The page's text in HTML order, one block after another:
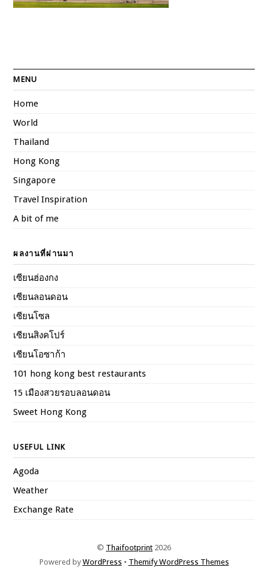
MENU
Home
World
Thailand
Hong Kong
Singapore
Travel Inspiration
A bit of me
ผลงานที่ผ่านมา
เซียนฮ่องกง
เซียนลอนดอน
เซียนโซล
เซียนสิงคโปร์
เซียนโอซาก้า
101 hong kong best restaurants
15 เมืองสวยรอบลอนดอน
Sweet Hong Kong
USEFUL LINK
Agoda
Weather
Exchange Rate
© Thaifootprint 2026
Powered byWordPress • Themify WordPress Themes